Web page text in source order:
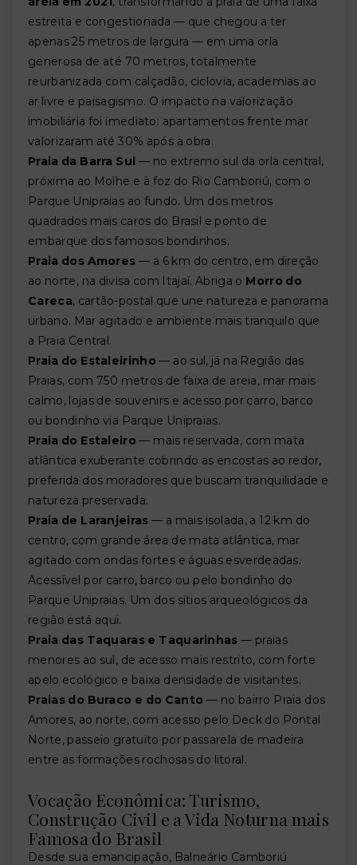
estreita e congestionada — que chegou a ter
apenas 25 metros de largura — em uma orla
generosa de até 70 metros, totalmente
reurbanizada com calçadão, ciclovia, academias ao
ar livre e paisagismo. O impacto na valorização
imobiliária foi imediato: apartamentos frente mar
valorizaram até 30% após a obra.
Praia da Barra Sul — no extremo sul da orla central,
próxima ao Molhe e à foz do Rio Camboriú, com o
Parque Unipraias ao fundo. Um dos metros
quadrados mais caros do Brasil e ponto de
embarque dos famosos bondinhos.
Praia dos Amores — a 6 km do centro, em direção
ao norte, na divisa com Itajaí. Abriga o Morro do
Careca, cartão-postal que une natureza e panorama
urbano. Mar agitado e ambiente mais tranquilo que
a Praia Central.
Praia do Estaleirinho — ao sul, já na Região das
Praias, com 750 metros de faixa de areia, mar mais
calmo, lojas de souvenirs e acesso por carro, barco
ou bondinho via Parque Unipraias.
Praia do Estaleiro — mais reservada, com mata
atlântica exuberante cobrindo as encostas ao redor,
preferida dos moradores que buscam tranquilidade e
natureza preservada.
Praia de Laranjeiras — a mais isolada, a 12 km do
centro, com grande área de mata atlântica, mar
agitado com ondas fortes e águas esverdeadas.
Acessível por carro, barco ou pelo bondinho do
Parque Unipraias. Um dos sítios arqueológicos da
região está aqui.
Praia das Taquaras e Taquarinhas — praias
menores ao sul, de acesso mais restrito, com forte
apelo ecológico e baixa densidade de visitantes.
Praias do Buraco e do Canto — no bairro Praia dos
Amores, ao norte, com acesso pelo Deck do Pontal
Norte, passeio gratuito por passarela de madeira
entre as formações rochosas do litoral.
Vocação Econômica: Turismo,
Construção Civil e a Vida Noturna mais
Famosa do Brasil
Desde sua emancipação, Balneário Camboriú